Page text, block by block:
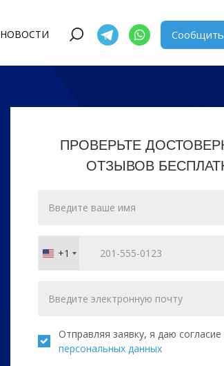
НОВОСТИ
ПРОВЕРЬТЕ
ОТЗЫВОВ
United
States
+1
Отправляя заявку, я даю согласие
персональных данных